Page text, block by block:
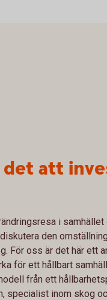
det att
i
den
För oss är det här ett
för ett hållbart
från ett
specialist inom skog